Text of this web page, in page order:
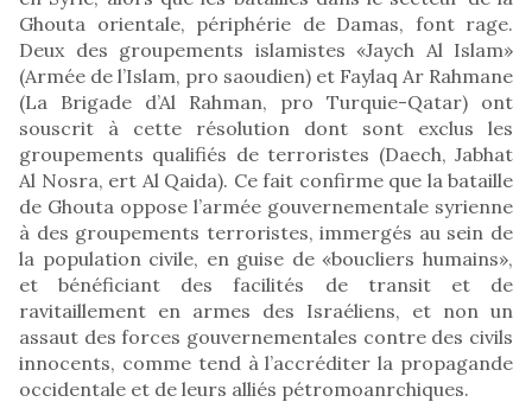
Ghouta orientale, périphérie de Damas, font rage.
Deux des groupements islamistes «Jaych Al Islam»
(Armée de l’Islam, pro saoudien) et Faylaq Ar Rahmane
(La Brigade d’Al Rahman, pro Turquie-Qatar) ont
souscrit à cette résolution dont sont exclus les
groupements qualifiés de terroristes (Daech, Jabhat
Al Nosra, ert Al Qaida). Ce fait confirme que la bataille
de Ghouta oppose l’armée gouvernementale syrienne
à des groupements terroristes, immergés au sein de
la population civile, en guise de «boucliers humains»,
et bénéficiant des facilités de transit et de
ravitaillement en armes des Israéliens, et non un
assaut des forces gouvernementales contre des civils
innocents, comme tend à l’accréditer la propagande
occidentale et de leurs alliés pétromoanrchiques.